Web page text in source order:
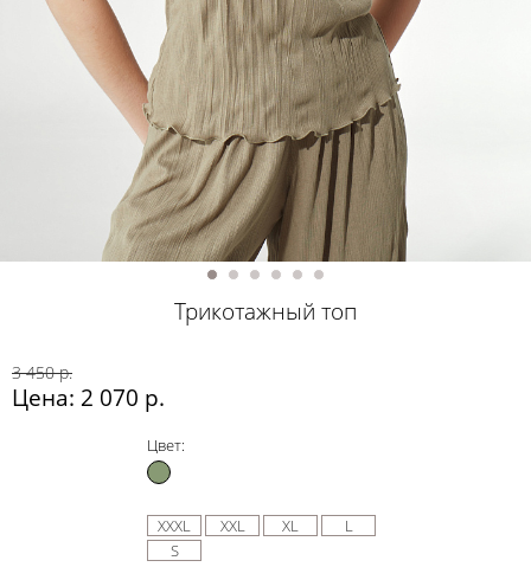
Трикотажный топ
3 450 р.
Цена: 2 070 р.
Цвет:
XXXL XXL XL
L
S